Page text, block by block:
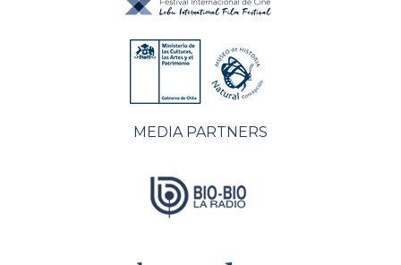
MEDIA PARTNERS